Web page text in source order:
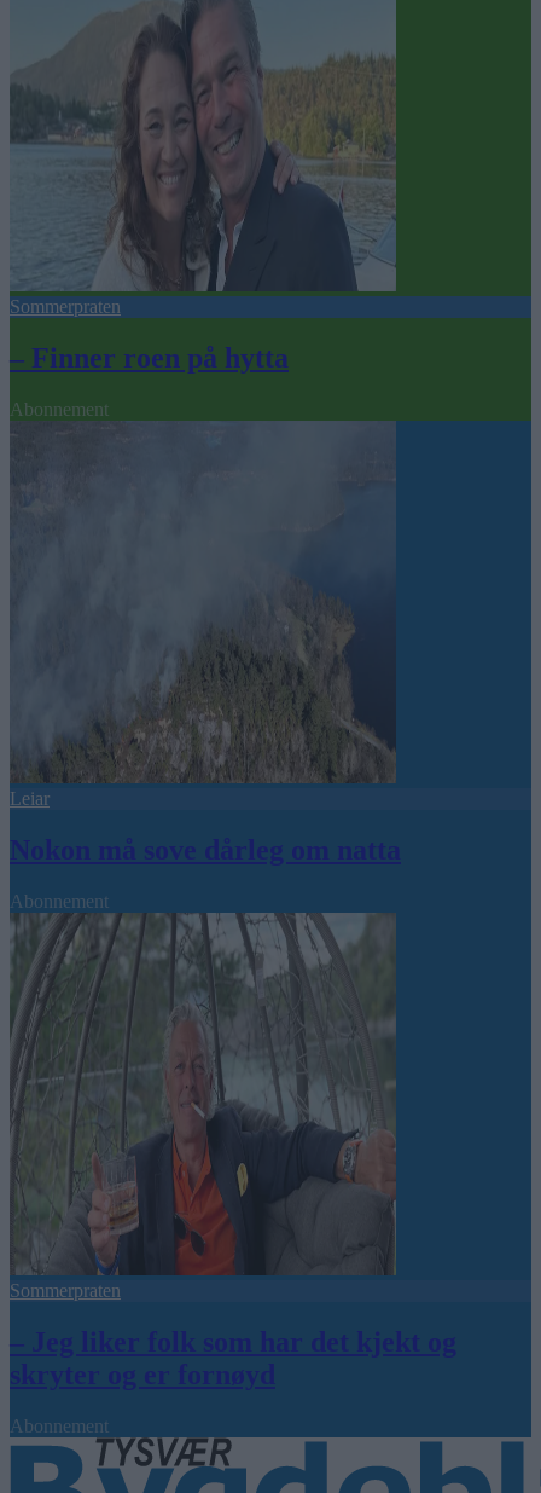
Sommerpraten
– Finner roen på hytta
Abonnement
Leiar
Nokon må sove dårleg om natta
Abonnement
Sommerpraten
– Jeg liker folk som har det kjekt og
skryter og er fornøyd
Abonnement